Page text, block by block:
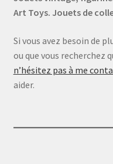
Art Toys. Jouets de
Si vous avez besoin de
ou que vous recherchez
n’hésitez pas à me
aider.